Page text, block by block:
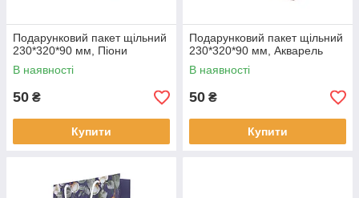
Подарунковий пакет щільний
230*320*90 мм, Піони
В наявності
50 ₴
Купити
Подарунковий пакет щільний
230*320*90 мм, Акварель
В наявності
50 ₴
Купити